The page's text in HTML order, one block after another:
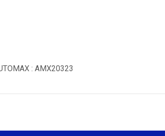
: AMX20323